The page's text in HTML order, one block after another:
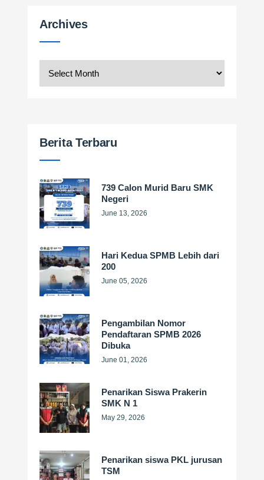
ArchivesArchives
Berita Terbaru
739 Calon Murid Baru SMK
Negeri
June 13, 2026
Hari Kedua SPMB Lebih dari
200
June 05, 2026
Pengambilan Nomor
Pendaftaran SPMB 2026
Dibuka
June 01, 2026
Penarikan Siswa Prakerin
SMK N 1
May 29, 2026
Penarikan siswa PKL jurusan
TSM